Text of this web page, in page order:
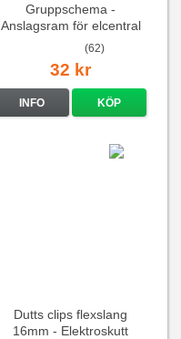
Gruppschema -
Anslagsram för elcentral
(62)
32 kr
INFO KÖP
Dutts clips flexslang
16mm - Elektroskutt